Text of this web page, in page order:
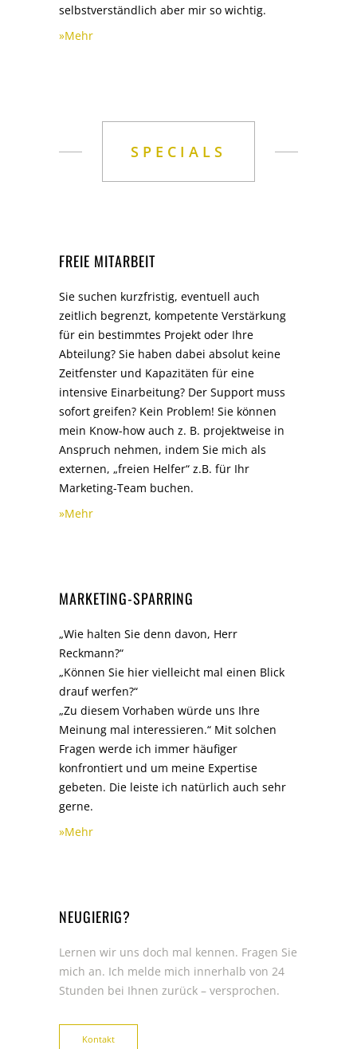
selbstverständlich aber mir so wichtig.
»Mehr
SPECIALS
FREIE MITARBEIT
Sie suchen kurzfristig, eventuell auch
zeitlich begrenzt, kompetente Verstärkung
für ein bestimmtes Projekt oder Ihre
Abteilung? Sie haben dabei absolut keine
Zeitfenster und Kapazitäten für eine
intensive Einarbeitung? Der Support muss
sofort greifen? Kein Problem! Sie können
mein Know-how auch z. B. projektweise in
Anspruch nehmen, indem Sie mich als
externen, „freien Helfer“ z.B. für Ihr
Marketing-Team buchen.
»Mehr
MARKETING-SPARRING
„Wie halten Sie denn davon, Herr
Reckmann?“
„Können Sie hier vielleicht mal einen Blick
drauf werfen?“
„Zu diesem Vorhaben würde uns Ihre
Meinung mal interessieren.“ Mit solchen
Fragen werde ich immer häufiger
konfrontiert und um meine Expertise
gebeten. Die leiste ich natürlich auch sehr
gerne.
»Mehr
NEUGIERIG?
Lernen wir uns doch mal kennen. Fragen Sie
mich an. Ich melde mich innerhalb von 24
Stunden bei Ihnen zurück – versprochen.
Kontakt